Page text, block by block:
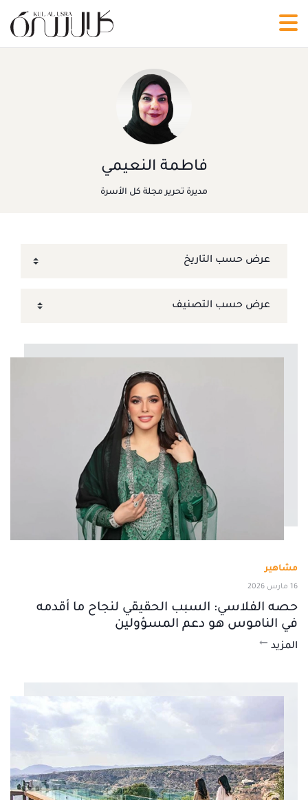
فاطمة النعيمي
مديرة تحرير مجلة كل الأسرة
مشاهير
16 مارس 2026
حصه الفلاسي: السبب الحقيقي لنجاح ما أقدمه
في الناموس هو دعم المسؤولين
المزيد